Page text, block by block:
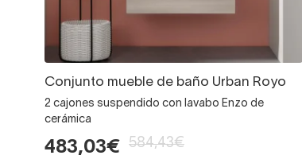
Conjunto mueble de baño Urban Royo
2 cajones suspendido con lavabo Enzo de
cerámica
483,03€ 584,43€